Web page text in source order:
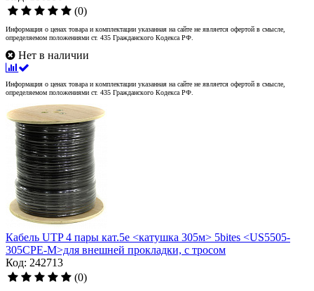
(0)
Информация о ценах товара и комплектации указанная на сайте не является офертой в смысле,
определяемом положениями ст. 435 Гражданского Кодекса РФ.
Нет в наличии
Информация о ценах товара и комплектации указанная на сайте не является офертой в смысле,
определяемом положениями ст. 435 Гражданского Кодекса РФ.
Кабель UTP 4 пары кат.5e <катушка 305м> 5bites <US5505-
305CPE-M>для внешней прокладки, с тросом
Код: 242713
(0)